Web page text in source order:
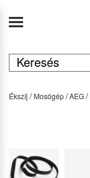
Ékszíj Mosógép AEG